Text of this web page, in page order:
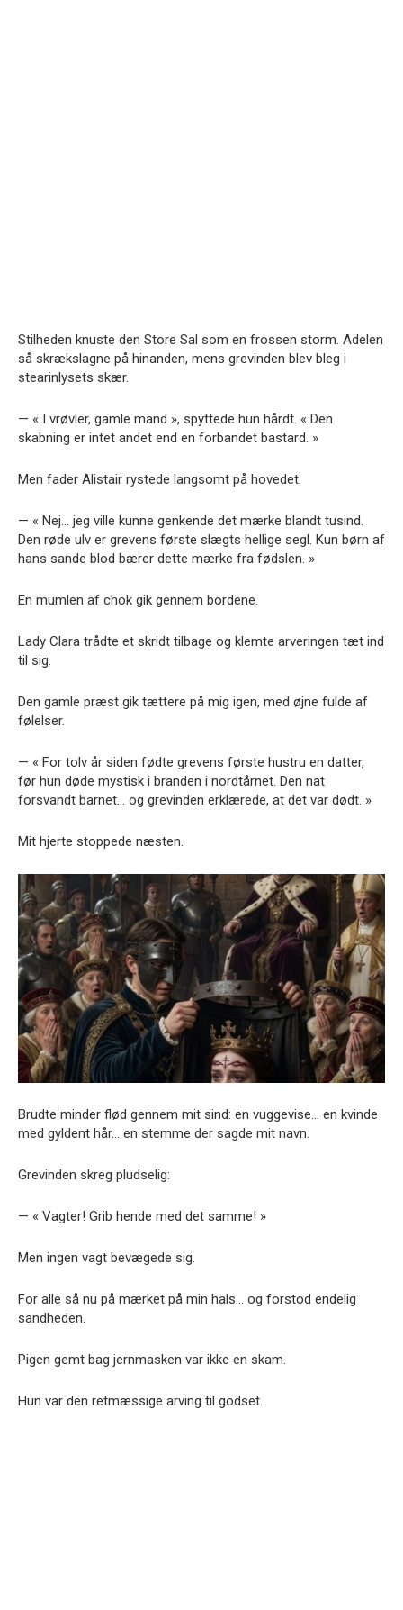
Stilheden knuste den Store Sal som en frossen storm. Adelen
så skrækslagne på hinanden, mens grevinden blev bleg i
stearinlysets skær.
— « I vrøvler, gamle mand », spyttede hun hårdt. « Den
skabning er intet andet end en forbandet bastard. »
Men fader Alistair rystede langsomt på hovedet.
— « Nej… jeg ville kunne genkende det mærke blandt tusind.
Den røde ulv er grevens første slægts hellige segl. Kun børn af
hans sande blod bærer dette mærke fra fødslen. »
En mumlen af chok gik gennem bordene.
Lady Clara trådte et skridt tilbage og klemte arveringen tæt ind
til sig.
Den gamle præst gik tættere på mig igen, med øjne fulde af
følelser.
— « For tolv år siden fødte grevens første hustru en datter,
før hun døde mystisk i branden i nordtårnet. Den nat
forsvandt barnet… og grevinden erklærede, at det var dødt. »
Mit hjerte stoppede næsten.
Brudte minder flød gennem mit sind: en vuggevise… en kvinde
med gyldent hår… en stemme der sagde mit navn.
Grevinden skreg pludselig:
— « Vagter! Grib hende med det samme! »
Men ingen vagt bevægede sig.
For alle så nu på mærket på min hals… og forstod endelig
sandheden.
Pigen gemt bag jernmasken var ikke en skam.
Hun var den retmæssige arving til godset.